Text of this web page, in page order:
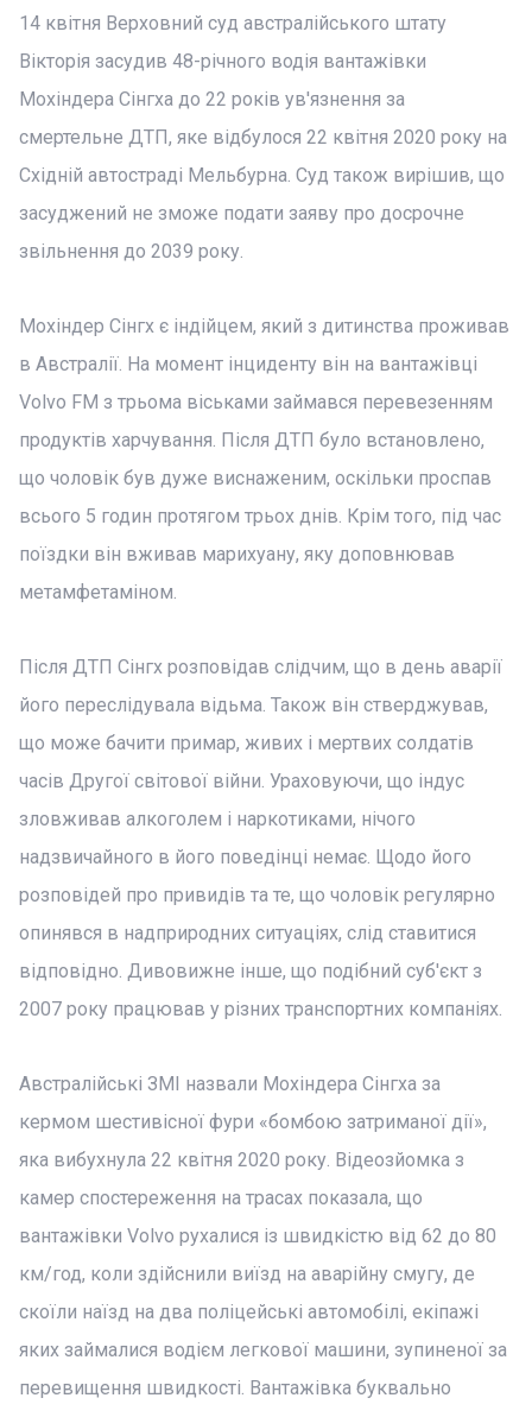
14 квітня Верховний суд австралійського штату
Вікторія засудив 48-річного водія вантажівки
Мохіндера Сінгха до 22 років ув'язнення за
смертельне ДТП, яке відбулося 22 квітня 2020 року на
Східній автостраді Мельбурна. Суд також вирішив, що
засуджений не зможе подати заяву про досрочне
звільнення до 2039 року.
Мохіндер Сінгх є індійцем, який з дитинства проживав
в Австралії. На момент інциденту він на вантажівці
Volvo FM з трьома віськами займався перевезенням
продуктів харчування. Після ДТП було встановлено,
що чоловік був дуже виснаженим, оскільки проспав
всього 5 годин протягом трьох днів. Крім того, під час
поїздки він вживав марихуану, яку доповнював
метамфетаміном.
Після ДТП Сінгх розповідав слідчим, що в день аварії
його переслідувала відьма. Також він стверджував,
що може бачити примар, живих і мертвих солдатів
часів Другої світової війни. Ураховуючи, що індус
зловживав алкоголем і наркотиками, нічого
надзвичайного в його поведінці немає. Щодо його
розповідей про привидів та те, що чоловік регулярно
опинявся в надприродних ситуаціях, слід ставитися
відповідно. Дивовижне інше, що подібний суб'єкт з
2007 року працював у різних транспортних компаніях.
Австралійські ЗМІ назвали Мохіндера Сінгха за
кермом шестивісної фури «бомбою затриманої дії»,
яка вибухнула 22 квітня 2020 року. Відеозйомка з
камер спостереження на трасах показала, що
вантажівки Volvo рухалися із швидкістю від 62 до 80
км/год, коли здійснили виїзд на аварійну смугу, де
скоїли наїзд на два поліцейські автомобілі, екіпажі
яких займалися водієм легкової машини, зупиненої за
перевищення швидкості. Вантажівка буквально